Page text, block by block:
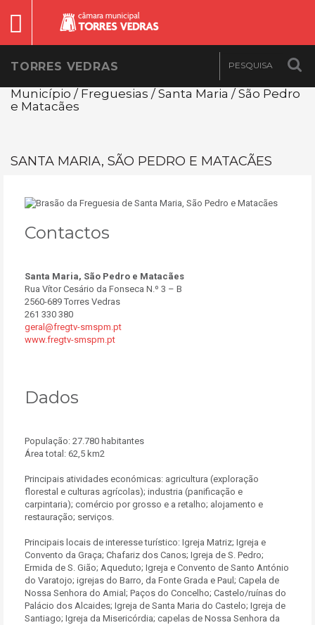
TORRES VEDRAS
Município / Freguesias / Santa Maria / São Pedro
e Matacães
SANTA MARIA, SÃO PEDRO E MATACÃES
Contactos
Santa Maria, São Pedro e Matacães
Rua Vítor Cesário da Fonseca N.º 3 – B
2560-689 Torres Vedras
261 330 380
geral@fregtv-smspm.pt
www.fregtv-smspm.pt
Dados
População: 27.780 habitantes
Área total: 62,5 km2
Principais atividades económicas: agricultura (exploração
florestal e culturas agrícolas); industria (panificação e
carpintaria); comércio por grosso e a retalho; alojamento e
restauração; serviços.
Principais locais de interesse turístico: Igreja Matriz; Igreja e
Convento da Graça; Chafariz dos Canos; Igreja de S. Pedro;
Ermida de S. Gião; Aqueduto; Igreja e Convento de Santo António
do Varatojo; igrejas do Barro, da Fonte Grada e Paul; Capela de
Nossa Senhora do Amial; Paços do Concelho; Castelo/ruínas do
Palácio dos Alcaides; Igreja de Santa Maria do Castelo; Igreja de
Santiago; Igreja da Misericórdia; capelas de Nossa Senhora da